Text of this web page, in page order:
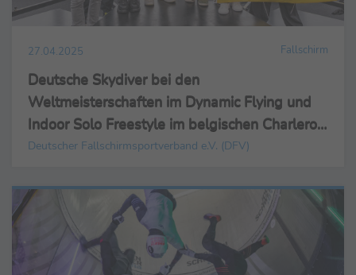
27.04.2025 Fallschirm
Deutsche Skydiver bei den
Weltmeisterschaften im Dynamic Flying und
Indoor Solo Freestyle im belgischen Charleroi
mit hervorragenden Leistungen
Deutscher Fallschirmsportverband e.V. (DFV)